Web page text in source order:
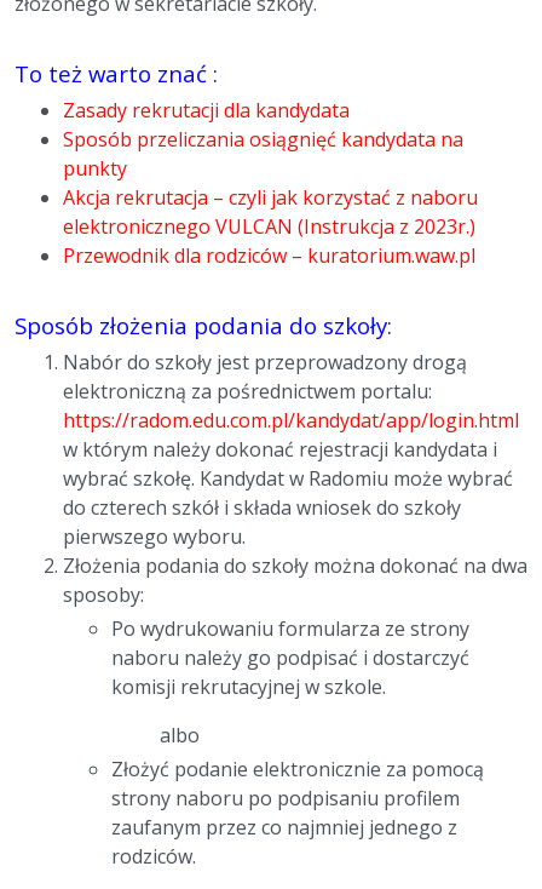
To też warto znać :
Zasady rekrutacji dla kandydata
Sposób przeliczania osiągnięć kandydata na
punkty
Akcja rekrutacja – czyli jak korzystać z naboru
elektronicznego VULCAN (Instrukcja z 2023r.)
Przewodnik dla rodziców – kuratorium.waw.pl
Sposób złożenia podania do szkoły:
Nabór do szkoły jest przeprowadzony drogą
elektroniczną za pośrednictwem portalu:
https://radom.edu.com.pl/kandydat/app/login.html
w którym należy dokonać rejestracji kandydata i
wybrać szkołę. Kandydat w Radomiu może wybrać
do czterech szkół i składa wniosek do szkoły
pierwszego wyboru.
Złożenia podania do szkoły można dokonać na dwa
sposoby:
Po wydrukowaniu formularza ze strony
naboru należy go podpisać i dostarczyć
komisji rekrutacyjnej w szkole.
albo
Złożyć podanie elektronicznie za pomocą
strony naboru po podpisaniu profilem
zaufanym przez co najmniej jednego z
rodziców.